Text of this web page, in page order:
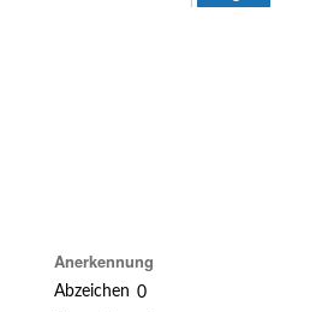
Anerkennung
Abzeichen 0